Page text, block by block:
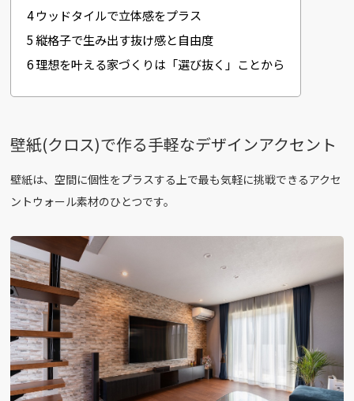
4ウッドタイルで立体感をプラス
5縦格子で生み出す抜け感と自由度
6理想を叶える家づくりは「選び抜く」ことから
壁紙(クロス)で作る手軽なデザインアクセント
壁紙は、空間に個性をプラスする上で最も気軽に挑戦できるアクセ
ントウォール素材のひとつです。